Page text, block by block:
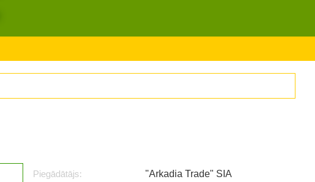
Piegādātājs: "Arkadia Trade" SIA